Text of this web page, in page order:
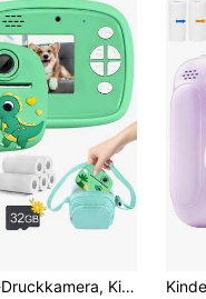
Kinder Sofort-Druckkamera, Kinder Digitalkamera Puzzle Spielzeug, Multifunktionskamera, kann Fotos sofort ausdrucken, sowie lustige und kreative Fotorahmen Aufkleber und Filter, 1300mAh langanhaltend Akku, Robust - Kamera Set mit 5 Filmrollen + SD-Karte, geeignet für Geburtstagsfeiern, Kindertag, Weihnachten und andere ideale Geschenke für Jungen und Mädchen von 3-12 Jahren